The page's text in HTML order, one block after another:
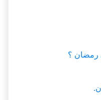
رمضان ؟